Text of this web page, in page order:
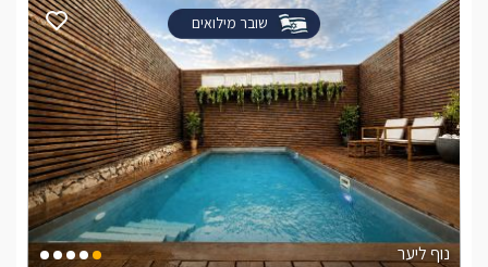
שובר מילואים
נוף ליער